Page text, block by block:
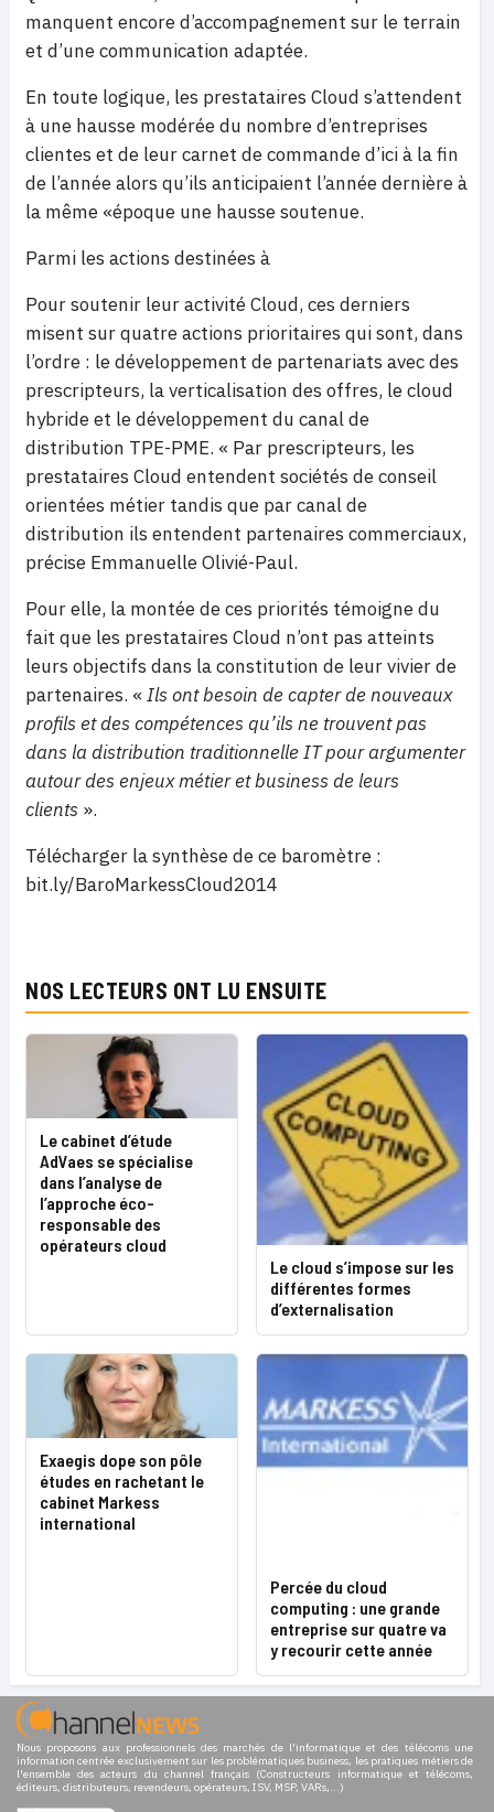
manquent encore d’accompagnement sur le terrain
et d’une communication adaptée.
En toute logique, les prestataires Cloud s’attendent
à une hausse modérée du nombre d’entreprises
clientes et de leur carnet de commande d’ici à la fin
de l’année alors qu’ils anticipaient l’année dernière à
la même «époque une hausse soutenue.
Parmi les actions destinées à
Pour soutenir leur activité Cloud, ces derniers
misent sur quatre actions prioritaires qui sont, dans
l’ordre : le développement de partenariats avec des
prescripteurs, la verticalisation des offres, le cloud
hybride et le développement du canal de
distribution TPE-PME. « Par prescripteurs, les
prestataires Cloud entendent sociétés de conseil
orientées métier tandis que par canal de
distribution ils entendent partenaires commerciaux,
précise Emmanuelle Olivié-Paul.
Pour elle, la montée de ces priorités témoigne du
fait que les prestataires Cloud n’ont pas atteints
leurs objectifs dans la constitution de leur vivier de
partenaires. « Ils ont besoin de capter de nouveaux
profils et des compétences qu’ils ne trouvent pas
dans la distribution traditionnelle IT pour argumenter
autour des enjeux métier et business de leurs
clients ».
Télécharger la synthèse de ce baromètre :
bit.ly/BaroMarkessCloud2014
NOS LECTEURS ONT LU ENSUITE
Le cabinet d’étude
AdVaes se spécialise
dans l’analyse de
l’approche éco-
responsable des
opérateurs cloud
Le cloud s’impose sur les
différentes formes
d’externalisation
Exaegis dope son pôle
études en rachetant le
cabinet Markess
international
Percée du cloud
computing : une grande
entreprise sur quatre va
y recourir cette année
Nous proposons aux professionnels des marchés de l'informatique et des télécoms une
information centrée exclusivement sur les problématiques business, les pratiques métiers de
l'ensemble des acteurs du channel français (Constructeurs informatique et télécoms,
éditeurs, distributeurs, revendeurs, opérateurs, ISV, MSP, VARs,...)